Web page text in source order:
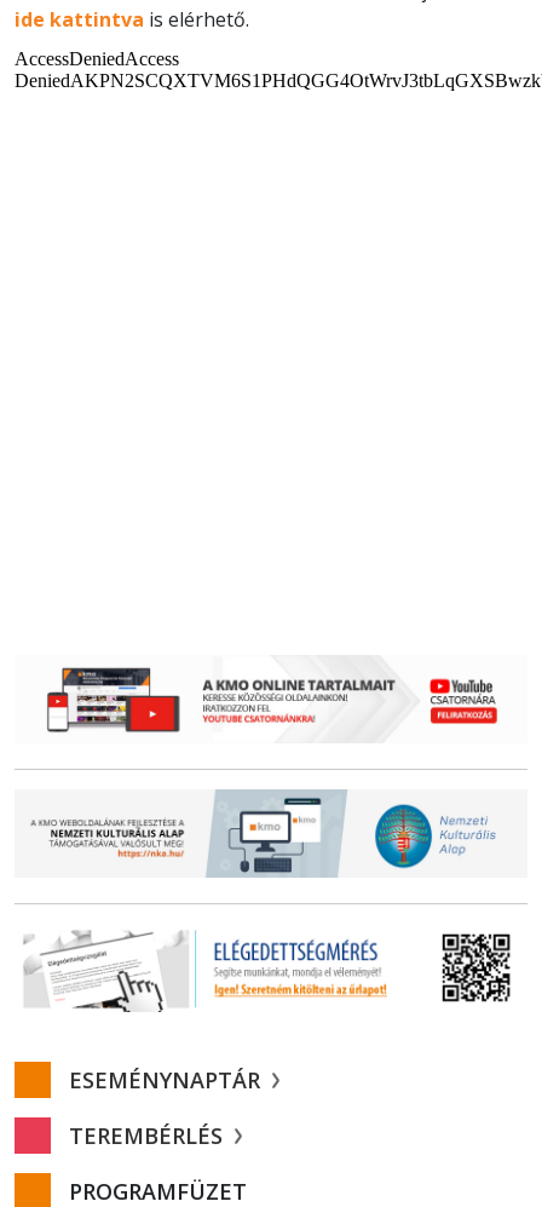
ide kattintva is elérhető.
ESEMÉNYNAPTÁR
TEREMBÉRLÉS
PROGRAMFÜZET